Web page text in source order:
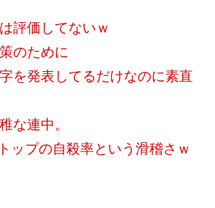
評価してないｗ
のために
を発表してるだけなのに素直
な連中。
ップの自殺率という滑稽さｗ